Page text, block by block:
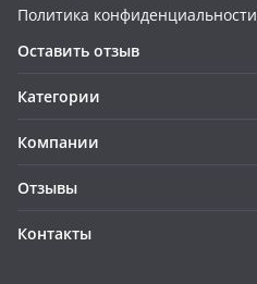
Политика конфиденциальности
Оставить отзыв
Категории
Компании
Отзывы
Контакты